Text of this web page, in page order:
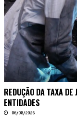
REDUÇÃO DA TAXA
ENTIDADES
06/08/2026